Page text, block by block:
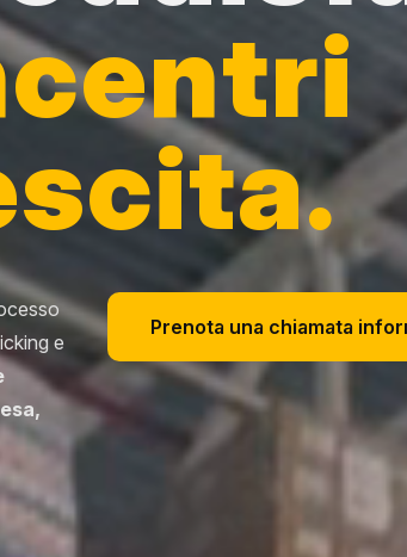
e
Prenota una chiamata